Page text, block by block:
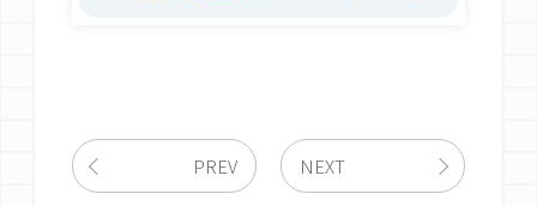
PREV NEXT